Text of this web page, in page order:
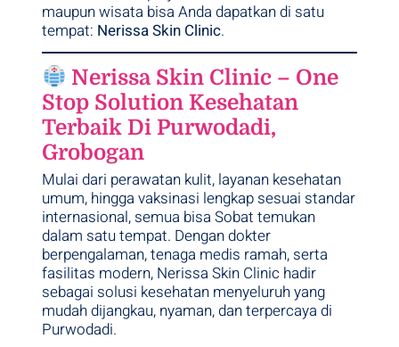
maupun wisata bisa Anda dapatkan di satu
tempat: Nerissa Skin Clinic.
Nerissa Skin Clinic – One
Stop Solution Kesehatan
Terbaik Di Purwodadi,
Grobogan
Mulai dari perawatan kulit, layanan kesehatan
umum, hingga vaksinasi lengkap sesuai standar
internasional, semua bisa Sobat temukan
dalam satu tempat. Dengan dokter
berpengalaman, tenaga medis ramah, serta
fasilitas modern, Nerissa Skin Clinic hadir
sebagai solusi kesehatan menyeluruh yang
mudah dijangkau, nyaman, dan terpercaya di
Purwodadi.